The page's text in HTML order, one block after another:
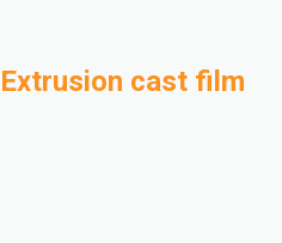
cast film